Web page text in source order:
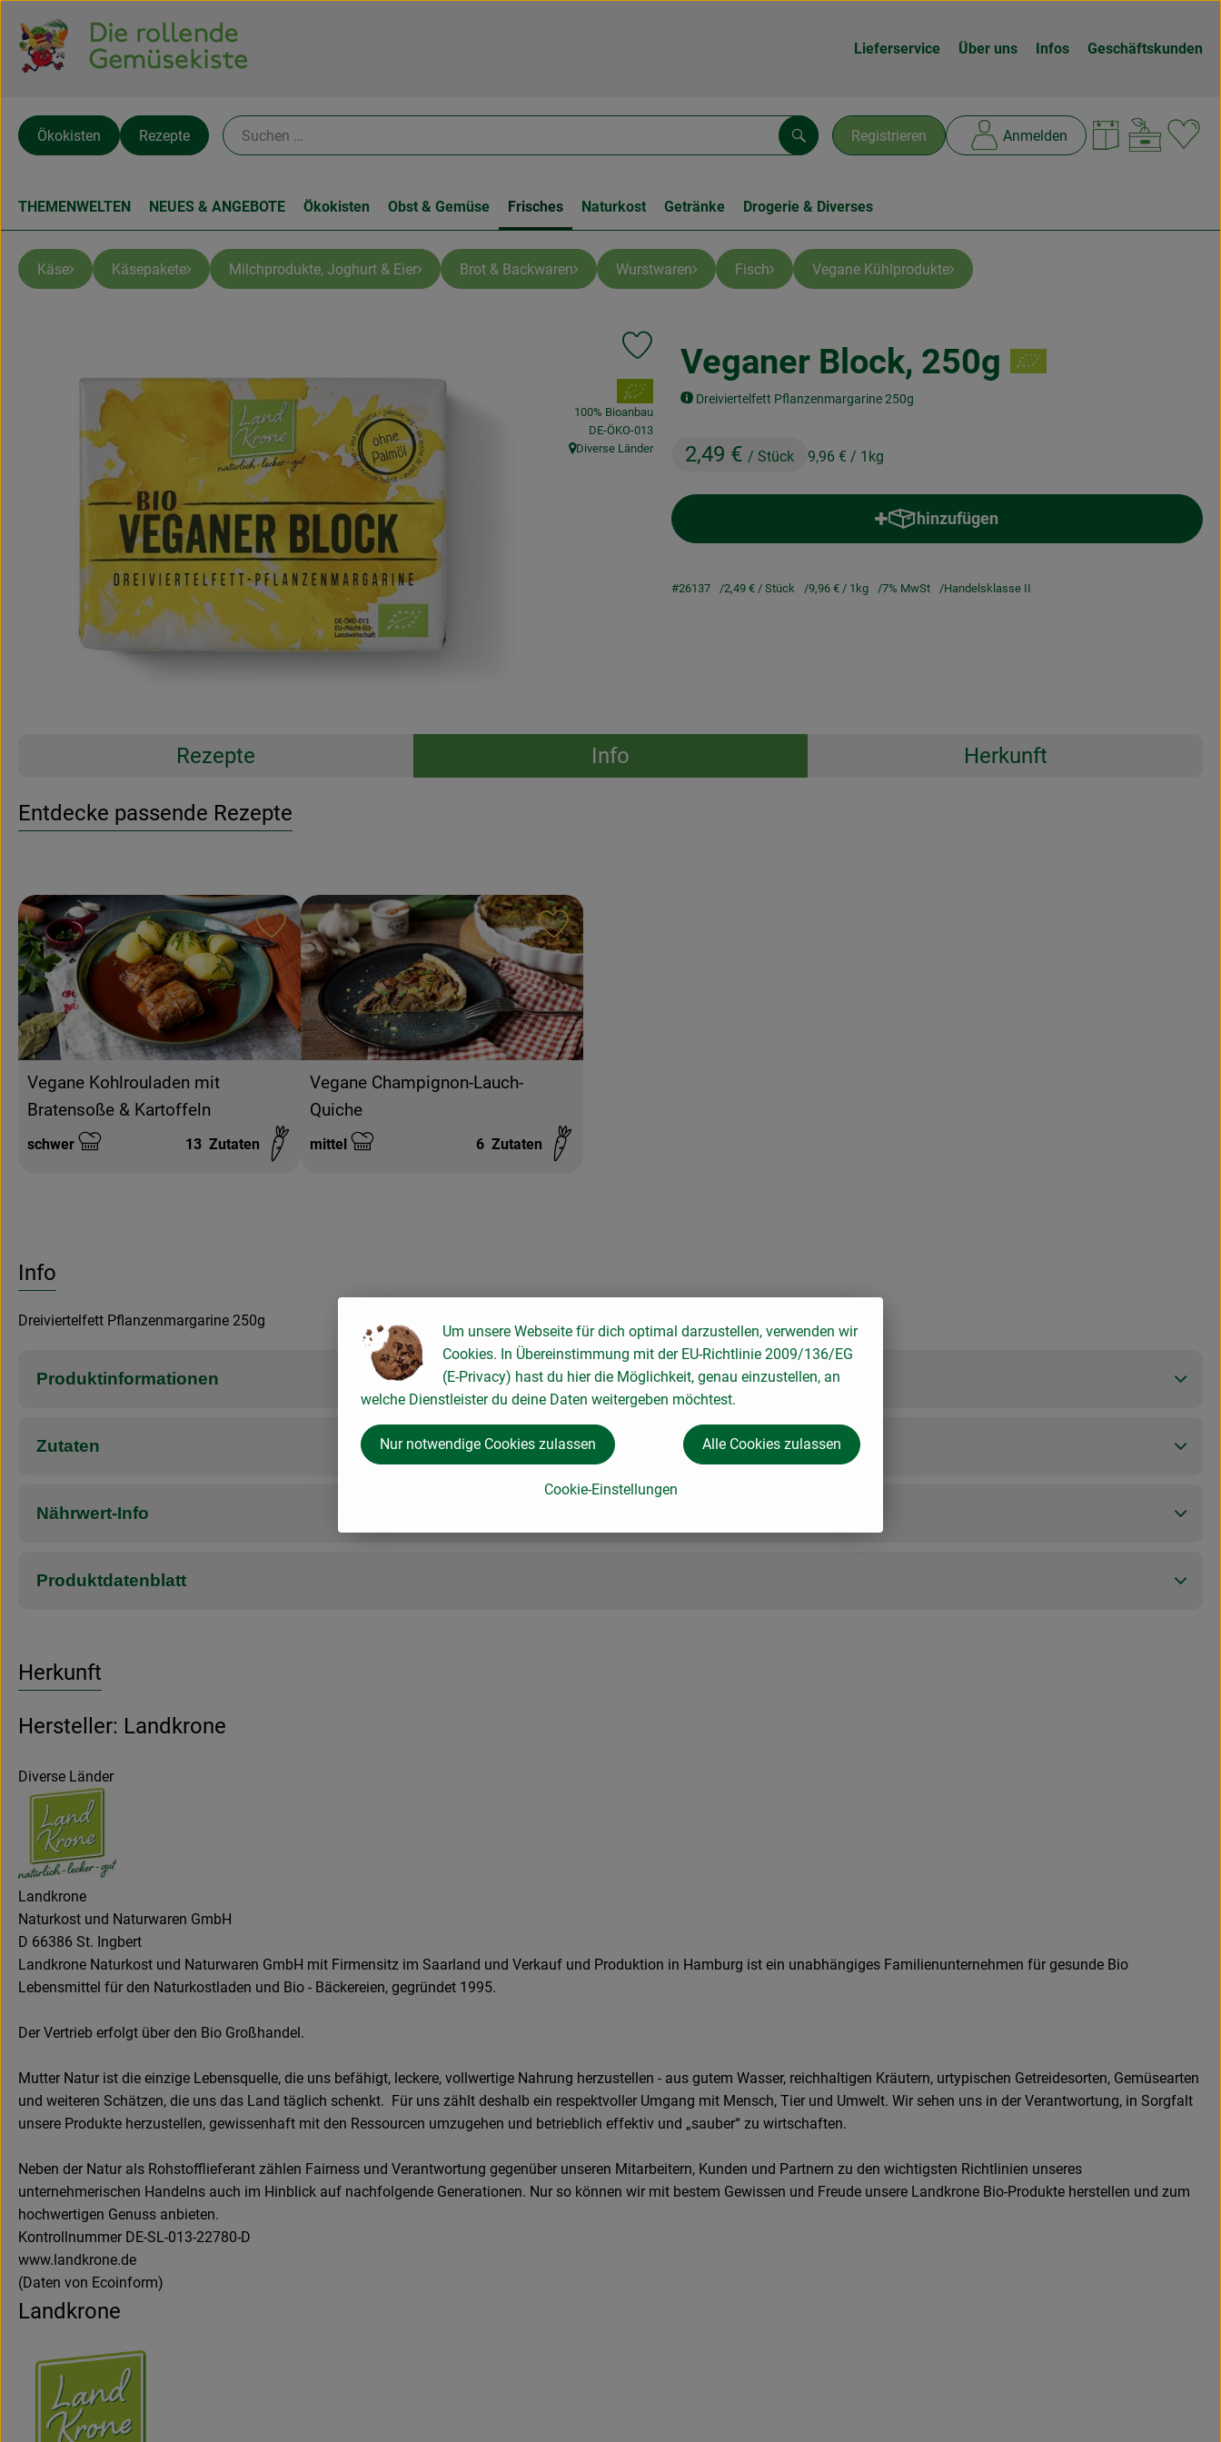
Lieferservice Über uns Infos Geschäftskunden
Registrieren Anmelden
Suchen
Ökokisten Rezepte
THEMENWELTEN NEUES & ANGEBOTE Ökokisten Obst & Gemüse Frisches Naturkost Getränke Drogerie & Diverses
Käse Käsepakete Milchprodukte, Joghurt & Eier Brot & Backwaren Wurstwaren Fisch Vegane Kühlprodukte
Veganer Block, 250g
Dreiviertelfett Pflanzenmargarine 250g
2,49 € / Stück 9,96 € / 1kg
Produkt zu Favouriten hinzufügen
, Verband:
100% Bioanbau
, Kontrollstelle:
DE-ÖKO-013
, Herkunft:
Diverse Länder
hinzufügen
Produkt zum Warenkorb hinzufügen
#26137 2,49 € / Stück 9,96 € / 1kg 7% MwSt Handelsklasse II
Rezepte Info Herkunft
Entdecke passende Rezepte
Vegane Kohlrouladen mit
Bratensoße & Kartoffeln
Schwierigkeit:
schwer 13 Zutaten
Rezept zu Favouriten hinzufügen
Vegane Champignon-Lauch-
Quiche
Schwierigkeit:
mittel 6 Zutaten
Rezept zu Favouriten hinzufügen
Info
Dreiviertelfett Pflanzenmargarine 250g
Produktinformationen
Zutaten
Nährwert-Info
Produktdatenblatt
Herkunft
Hersteller: Landkrone
Diverse Länder
Landkrone
Naturkost und Naturwaren GmbH
D 66386 St. Ingbert
Landkrone Naturkost und Naturwaren GmbH mit Firmensitz im Saarland und Verkauf und Produktion in Hamburg ist ein unabhängiges Familienunternehmen für gesunde Bio
Lebensmittel für den Naturkostladen und Bio - Bäckereien, gegründet 1995.
Der Vertrieb erfolgt über den Bio Großhandel.
Mutter Natur ist die einzige Lebensquelle, die uns befähigt, leckere, vollwertige Nahrung herzustellen - aus gutem Wasser, reichhaltigen Kräutern, urtypischen Getreidesorten, Gemüsearten
und weiteren Schätzen, die uns das Land täglich schenkt. Für uns zählt deshalb ein respektvoller Umgang mit Mensch, Tier und Umwelt. Wir sehen uns in der Verantwortung, in Sorgfalt
unsere Produkte herzustellen, gewissenhaft mit den Ressourcen umzugehen und betrieblich effektiv und „sauber“ zu wirtschaften.
Neben der Natur als Rohstofflieferant zählen Fairness und Verantwortung gegenüber unseren Mitarbeitern, Kunden und Partnern zu den wichtigsten Richtlinien unseres
unternehmerischen Handelns auch im Hinblick auf nachfolgende Generationen. Nur so können wir mit bestem Gewissen und Freude unsere Landkrone Bio-Produkte herstellen und zum
hochwertigen Genuss anbieten.
Kontrollnummer DE-SL-013-22780-D
www.landkrone.de
(Daten von Ecoinform)
Landkrone
Um unsere Webseite für dich optimal darzustellen, verwenden wir
Cookies. In Übereinstimmung mit der EU-Richtlinie 2009/136/EG
(E-Privacy) hast du hier die Möglichkeit, genau einzustellen, an
welche Dienstleister du deine Daten weitergeben möchtest.
Cookie-Einstellungen
Nur notwendige Cookies zulassen Alle Cookies zulassen